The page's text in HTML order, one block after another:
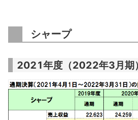
シャープ
2021年度（2022年3月期